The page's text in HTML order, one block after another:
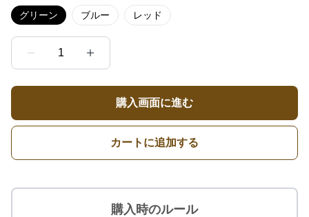
グリーン ブルー レッド
1
購入画面に進む
カートに追加する
購入時のルール